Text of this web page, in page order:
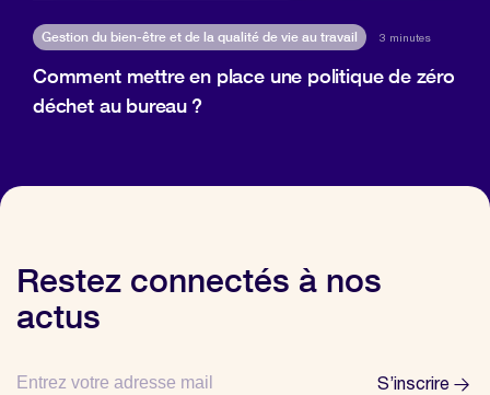
Gestion du bien-être et de la qualité de vie au travail 3 minutes
Comment mettre en place une politique de zéro
déchet au bureau ?
Restez connectés à nos
actus
S’inscrire